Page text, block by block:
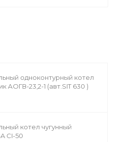
одноконтурный котел
АОГВ-23,2-1 (авт.SIT 630 )
котел чугунный
CI-50